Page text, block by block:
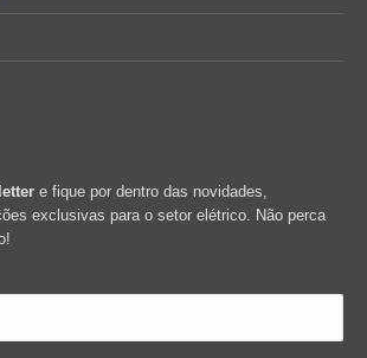
e fique por dentro das novidades,
exclusivas para o setor elétrico. Não perca